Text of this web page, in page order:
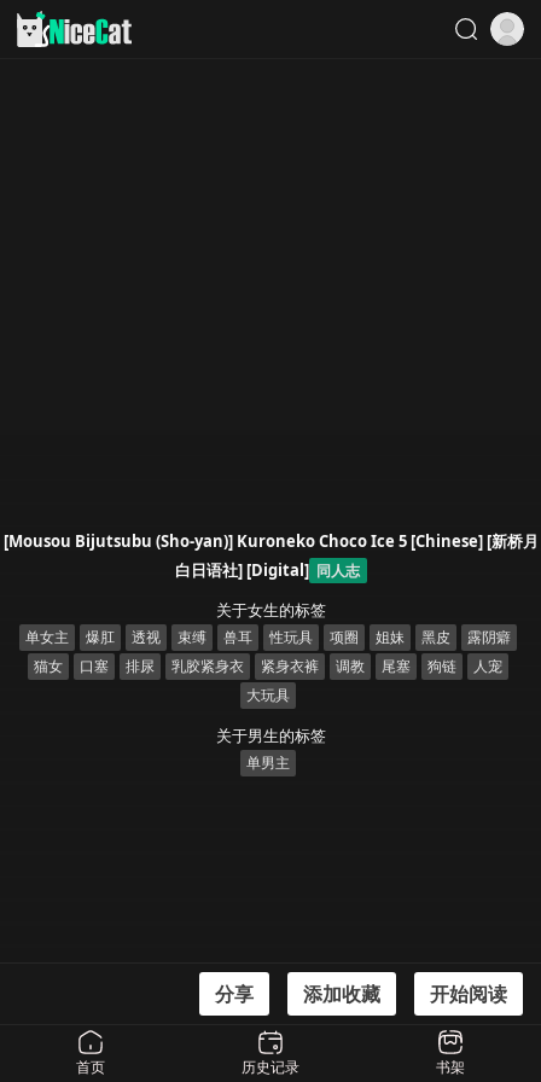
[Mousou Bijutsubu (Sho-yan)] Kuroneko Choco Ice 5 [Chinese] [新桥月
白日语社] [Digital] 同人志
关于女生的标签
单女主 爆肛 透视 束缚 兽耳 性玩具 项圈 姐妹 黑皮
露阴癖
猫女
口塞 排尿 乳胶紧身衣 紧身衣裤 调教 尾塞 狗链
人宠
大玩具
关于男生的标签
单男主
[Mousou Bijutsubu (Sho-yan)] Kuroneko Choco Ice 5 [Chinese] [新桥月白日语
社] [Digital]
分享 添加收藏 开始阅读
首页 历史记录 书架